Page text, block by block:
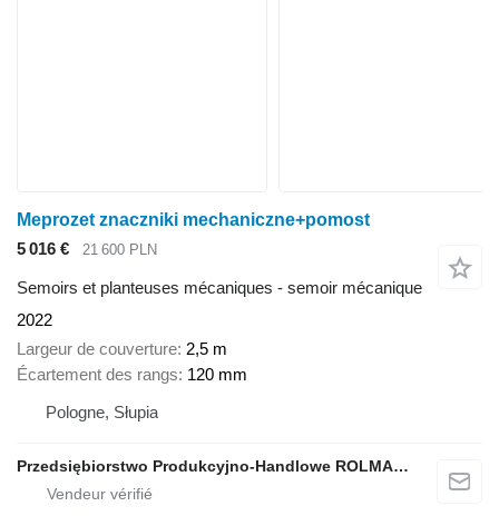
Meprozet znaczniki mechaniczne+pomost
5 016 €
21 600 PLN
Semoirs et planteuses mécaniques - semoir mécanique
2022
Largeur de couverture 2,5 m
Écartement des rangs 120 mm
Pologne, Słupia
Przedsiębiorstwo Produkcyjno-Handlowe ROLMAPOL Marcin Dziekan